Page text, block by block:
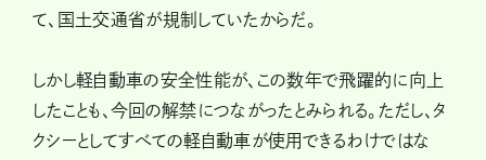
て、国土交通省が規制していたからだ。
しかし軽自動車の安全性能が、この数年で飛躍的に向上
したことも、今回の解禁につながったとみられる。ただし、タ
クシーとしてすべての軽自動車が使用できるわけではな